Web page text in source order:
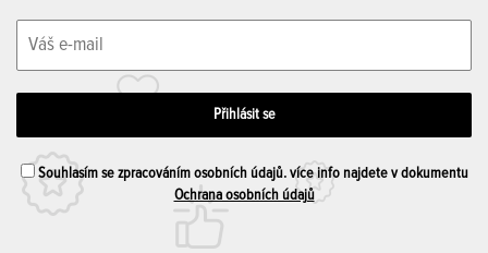
Souhlasím se zpracováním osobních údajů. více info najdete v dokumentu
Ochrana osobních údajů